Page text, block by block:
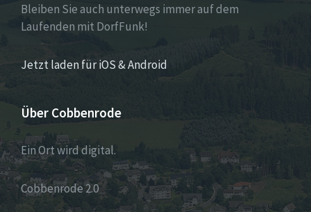
Bleiben Sie auch unterwegs immer auf dem
Laufenden mit DorfFunk!
Jetzt laden für iOS & Android
Über Cobbenrode
Ein Ort wird digital.
Cobbenrode 2.0